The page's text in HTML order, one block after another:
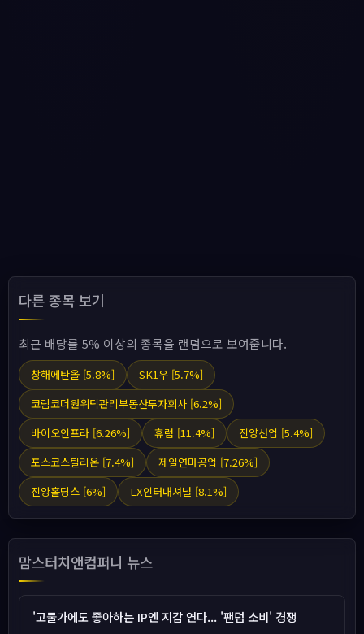
다른 종목 보기
최근 배당률 5% 이상의 종목을 랜덤으로 보여줍니다.
창해에탄올 [5.8%]
SK1우 [5.7%]
코람코더원위탁관리부동산투자회사 [6.2%]
바이오인프라 [6.26%]
휴럼 [11.4%]
진양산업 [5.4%]
포스코스틸리온 [7.4%]
제일연마공업 [7.26%]
진양홀딩스 [6%]
LX인터내셔널 [8.1%]
맘스터치앤컴퍼니 뉴스
'고물가에도 좋아하는 IP엔 지갑 연다... '팬덤 소비' 경쟁